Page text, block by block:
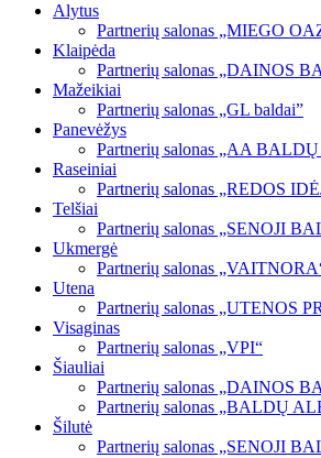
Alytus
Partnerių salonas „MIEGO
Klaipėda
Partnerių salonas „DAINOS
Mažeikiai
Partnerių salonas „GL baldai”
Panevėžys
Partnerių salonas „AA
Raseiniai
Partnerių salonas „REDOS
Telšiai
Partnerių salonas „SENOJI
Ukmergė
Partnerių salonas
Utena
Partnerių salonas „UTENOS
Visaginas
Partnerių salonas „VPI“
Šiauliai
Partnerių salonas „DAINOS
Partnerių salonas „BALDŲ
Šilutė
Partnerių salonas „SENOJI